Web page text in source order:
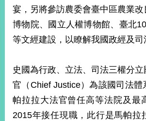
和
平
護
照
首
頁
網
站
導
關
於
宴，另將參訪農委會臺中區農業
博物院、國立人權博物館、臺北
等文經建設，以瞭解我國政經及司
史國為行政、立法、司法三權分
官（Chief Justice）為該國司法體
帕拉拉大法官曾任高等法院及最
2015年接任現職，此行是馬帕拉